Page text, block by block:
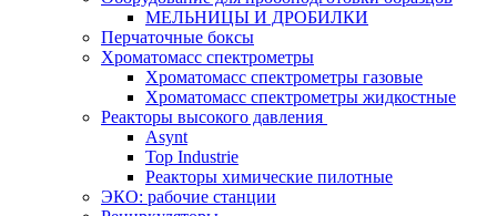
МЕЛЬНИЦЫ И ДРОБИЛКИ
Перчаточные боксы
Хроматомасс спектрометры
Хроматомасс спектрометры газовые
Хроматомасс спектрометры жидкостные
Реакторы высокого давления
Asynt
Top Industrie
Реакторы химические пилотные
ЭКО: рабочие станции